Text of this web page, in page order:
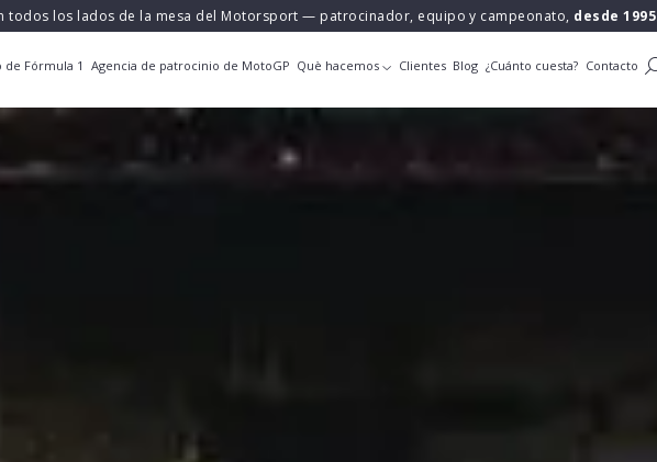
todos los lados de la mesa del Motorsport — patrocinador, equipo y campeonato, desde 1995
Fórmula 1 Agencia de patrocinio de MotoGP Què hacemos Clientes Blog ¿Cuánto cuesta? Contacto